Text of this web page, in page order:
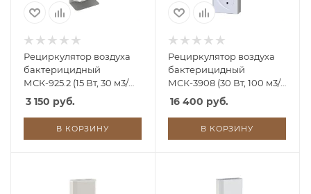
Рециркулятор воздуха
бактерицидный
МСК-925.2 (15 Вт, 30 м3/
час)
3 150 руб.
В КОРЗИНУ
Рециркулятор воздуха
бактерицидный
МСК-3908 (30 Вт, 100 м3/
час) РУ0
16 400 руб.
В КОРЗИНУ